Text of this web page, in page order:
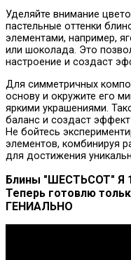
Уделяйте внимание
пастельные оттенки
элементами, например,
или шоколада. Это
настроение и создаст
Для симметричных
основу и окружите его
яркими украшениями.
баланс и создаст
Не бойтесь
элементов, комбинируя
для достижения
Блины "ШЕСТЬСОТ" Я
Теперь готовлю
ГЕНИАЛЬНО